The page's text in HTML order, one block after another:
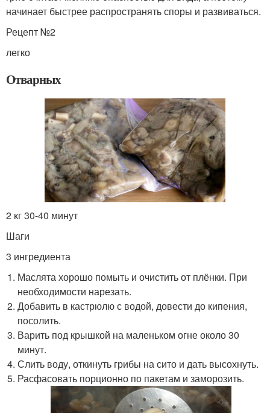
начинает быстрее распространять споры и развиваться.
Рецепт №2
легко
Отварных
2 кг 30-40 минут
Шаги
3 ингредиента
Маслята хорошо помыть и очистить от плёнки. При
необходимости нарезать.
Добавить в кастрюлю с водой, довести до кипения,
посолить.
Варить под крышкой на маленьком огне около 30
минут.
Слить воду, откинуть грибы на сито и дать высохнуть.
Расфасовать порционно по пакетам и заморозить.